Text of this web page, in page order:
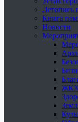
Летопись
Книга
Новости